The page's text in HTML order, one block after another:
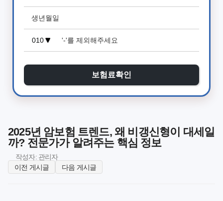
보험료확인
2025년 암보험 트렌드, 왜 비갱신형이 대세일
까? 전문가가 알려주는 핵심 정보
작성자: 관리자
이전 게시글
다음 게시글